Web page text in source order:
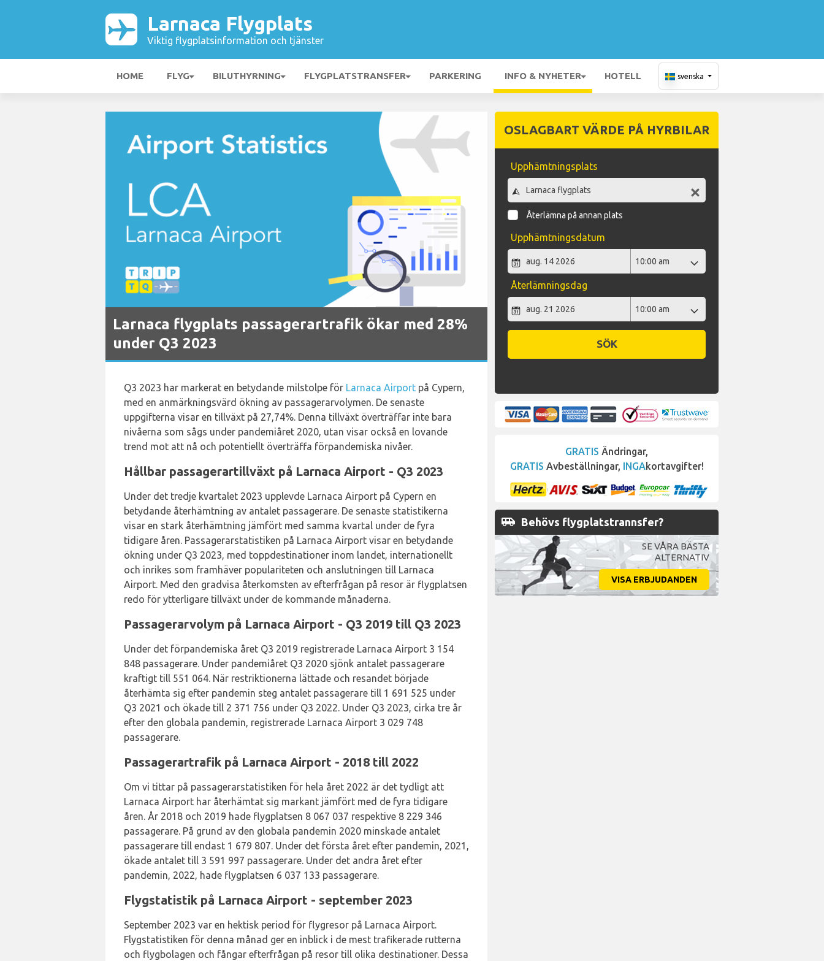
Larnaca Flygplats
Viktig flygplatsinformation och tjänster
HOME FLYG BILUTHYRNING FLYGPLATSTRANSFER PARKERING INFO & NYHETER HOTELL svenska
Larnaca flygplats passagerartrafik ökar med 28%
under Q3 2023
Q3 2023 har markerat en betydande milstolpe för Larnaca Airport på Cypern,
med en anmärkningsvärd ökning av passagerarvolymen. De senaste
uppgifterna visar en tillväxt på 27,74%. Denna tillväxt överträffar inte bara
nivåerna som sågs under pandemiåret 2020, utan visar också en lovande
trend mot att nå och potentiellt överträffa förpandemiska nivåer.
Hållbar passagerartillväxt på Larnaca Airport - Q3 2023
Under det tredje kvartalet 2023 upplevde Larnaca Airport på Cypern en
betydande återhämtning av antalet passagerare. De senaste statistikerna
visar en stark återhämtning jämfört med samma kvartal under de fyra
tidigare åren. Passagerarstatistiken på Larnaca Airport visar en betydande
ökning under Q3 2023, med toppdestinationer inom landet, internationellt
och inrikes som framhäver populariteten och anslutningen till Larnaca
Airport. Med den gradvisa återkomsten av efterfrågan på resor är flygplatsen
redo för ytterligare tillväxt under de kommande månaderna.
Passagerarvolym på Larnaca Airport - Q3 2019 till Q3 2023
Under det förpandemiska året Q3 2019 registrerade Larnaca Airport 3 154
848 passagerare. Under pandemiåret Q3 2020 sjönk antalet passagerare
kraftigt till 551 064. När restriktionerna lättade och resandet började
återhämta sig efter pandemin steg antalet passagerare till 1 691 525 under
Q3 2021 och ökade till 2 371 756 under Q3 2022. Under Q3 2023, cirka tre år
efter den globala pandemin, registrerade Larnaca Airport 3 029 748
passagerare.
Passagerartrafik på Larnaca Airport - 2018 till 2022
Om vi tittar på passagerarstatistiken för hela året 2022 är det tydligt att
Larnaca Airport har återhämtat sig markant jämfört med de fyra tidigare
åren. År 2018 och 2019 hade flygplatsen 8 067 037 respektive 8 229 346
passagerare. På grund av den globala pandemin 2020 minskade antalet
passagerare till endast 1 679 807. Under det första året efter pandemin, 2021,
ökade antalet till 3 591 997 passagerare. Under det andra året efter
pandemin, 2022, hade flygplatsen 6 037 133 passagerare.
Flygstatistik på Larnaca Airport - september 2023
September 2023 var en hektisk period för flygresor på Larnaca Airport.
Flygstatistiken för denna månad ger en inblick i de mest trafikerade rutterna
och flygbolagen och fångar efterfrågan på resor till olika destinationer. Dessa
OSLAGBART VÄRDE PÅ HYRBILAR
Upphämtningsplats
Återlämna på annan plats
Upphämtningsdatum
Återlämningsdag
SÖK
GRATIS Ändringar,
GRATIS Avbeställningar, INGAkortavgifter!
airport_shuttle Behövs flygplatstrannsfer?
SE VÅRA BÄSTA
ALTERNATIV
VISA ERBJUDANDEN